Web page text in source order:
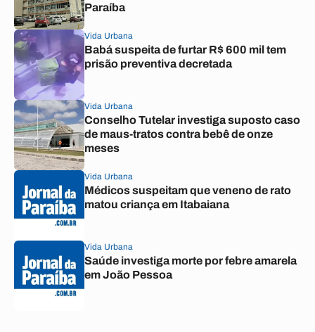
Paraíba
Vida Urbana
Babá suspeita de furtar R$ 600 mil tem
prisão preventiva decretada
Vida Urbana
Conselho Tutelar investiga suposto caso
de maus-tratos contra bebê de onze
meses
Vida Urbana
Médicos suspeitam que veneno de rato
matou criança em Itabaiana
Vida Urbana
Saúde investiga morte por febre amarela
em João Pessoa